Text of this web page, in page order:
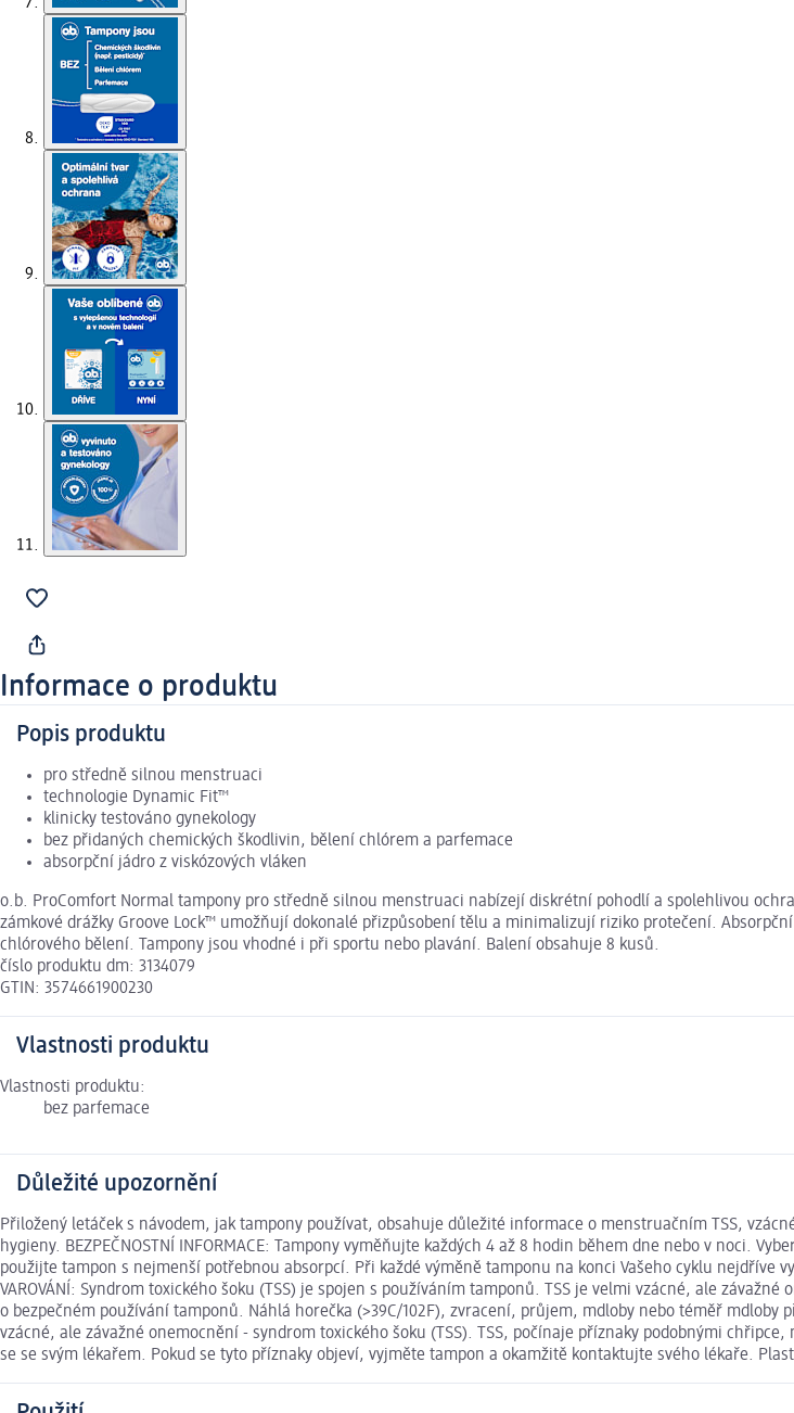
Informace o produktu
Popis produktu
pro středně silnou menstruaci
technologie Dynamic Fit™
klinicky testováno gynekology
bez přidaných chemických škodlivin, bělení chlórem a parfemace
absorpční jádro z viskózových vláken
o.b. ProComfort Normal tampony pro středně silnou menstruaci nabízejí diskrétní pohodlí a spolehlivou
zámkové drážky Groove Lock™ umožňují dokonalé přizpůsobení tělu a minimalizují riziko protečení. Absorpční
chlórového bělení. Tampony jsou vhodné i při sportu nebo plavání. Balení obsahuje 8 kusů.
číslo produktu dm: 3134079
GTIN: 3574661900230
Vlastnosti produktu
Vlastnosti produktu:
bez parfemace
Důležité upozornění
Přiložený letáček s návodem, jak tampony používat, obsahuje důležité informace o menstruačním TSS,
hygieny. BEZPEČNOSTNÍ INFORMACE: Tampony vyměňujte každých 4 až 8 hodin během dne nebo v noci.
použijte tampon s nejmenší potřebnou absorpcí. Při každé výměně tamponu na konci Vašeho cyklu nejdříve
VAROVÁNÍ: Syndrom toxického šoku (TSS) je spojen s používáním tamponů. TSS je velmi vzácné, ale
o bezpečném používání tamponů. Náhlá horečka (>39C/102F), zvracení, průjem, mdloby nebo téměř
vzácné, ale závažné onemocnění - syndrom toxického šoku (TSS). TSS, počínaje příznaky podobnými
se se svým lékařem. Pokud se tyto příznaky objeví, vyjměte tampon a okamžitě kontaktujte svého lékaře.